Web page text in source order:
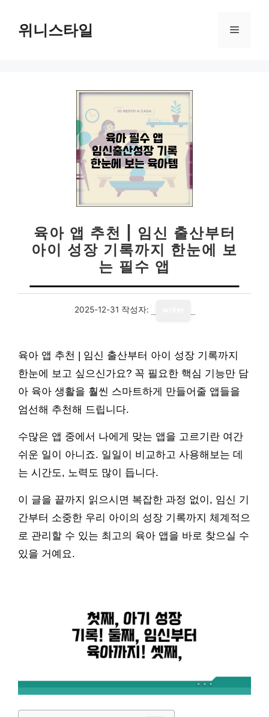
위니스타일 메
육아 앱 추천 | 임신 출산부터
아이 성장 기록까지 한눈에 보
는 필수 앱
2025-12-31 작성자:
육아 앱 추천 | 임신 출산부터 아이 성장 기록까지
한눈에 보고 싶으신가요? 꼭 필요한 핵심 기능만 담
아 육아 생활을 훨씬 스마트하게 만들어줄 앱들을
엄선해 추천해 드립니다.
수많은 앱 중에서 나에게 맞는 앱을 고르기란 여간
쉬운 일이 아니죠. 일일이 비교하고 사용해보는 데
는 시간도, 노력도 많이 듭니다.
이 글을 끝까지 읽으시면 복잡한 과정 없이, 임신 기
간부터 소중한 우리 아이의 성장 기록까지 체계적으
로 관리할 수 있는 최고의 육아 앱을 바로 찾으실 수
있을 거예요.